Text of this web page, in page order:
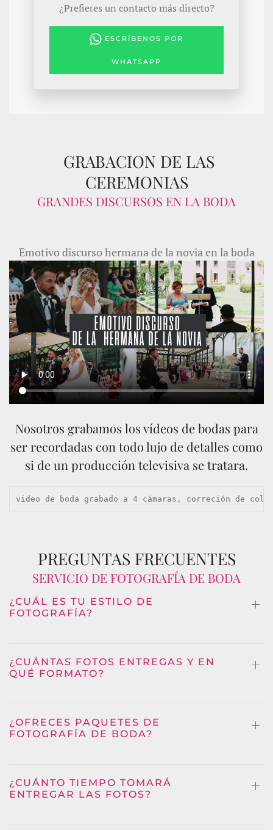
¿Prefieres un contacto más directo?
ESCRÍBENOS POR
WHATSAPP
GRABACION DE LAS
CEREMONIAS
GRANDES DISCURSOS EN LA BODA
Emotivo discurso hermana de la novia en la boda
Nosotros grabamos los vídeos de bodas para
ser recordadas con todo lujo de detalles como
si de un producción televisiva se tratara.
video de boda grabado a 4 cámaras, correción de
PREGUNTAS FRECUENTES
SERVICIO DE FOTOGRAFÍA DE BODA
¿CUÁL ES TU ESTILO DE
FOTOGRAFÍA?
¿CUÁNTAS FOTOS ENTREGAS Y EN
QUÉ FORMATO?
¿OFRECES PAQUETES DE
FOTOGRAFÍA DE BODA?
¿CUÁNTO TIEMPO TOMARÁ
ENTREGAR LAS FOTOS?